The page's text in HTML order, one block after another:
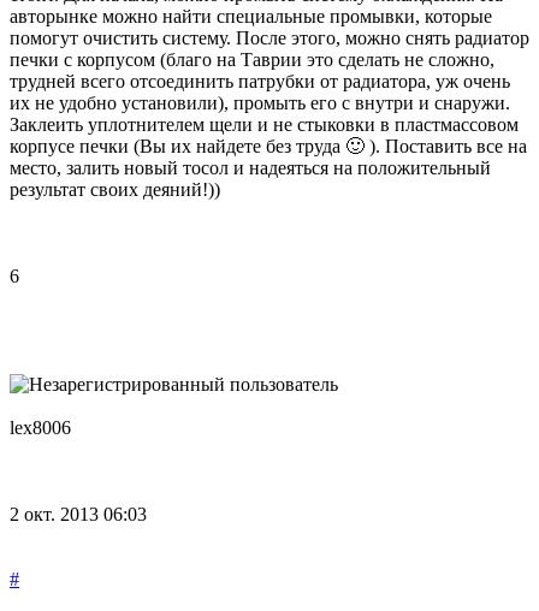
авторынке можно найти специальные промывки, которые
помогут очистить систему. После этого, можно снять радиатор
печки с корпусом (благо на Таврии это сделать не сложно,
трудней всего отсоединить патрубки от радиатора, уж очень
их не удобно установили), промыть его с внутри и снаружи.
Заклеить уплотнителем щели и не стыковки в пластмассовом
корпусе печки (Вы их найдете без труда 🙂 ). Поставить все на
место, залить новый тосол и надеяться на положительный
результат своих деяний!))
6
lex8006
2 окт. 2013 06:03
#